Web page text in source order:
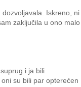
Iskreno, ni
zaključila u ono malo
i ja bili
su bili par opterećen